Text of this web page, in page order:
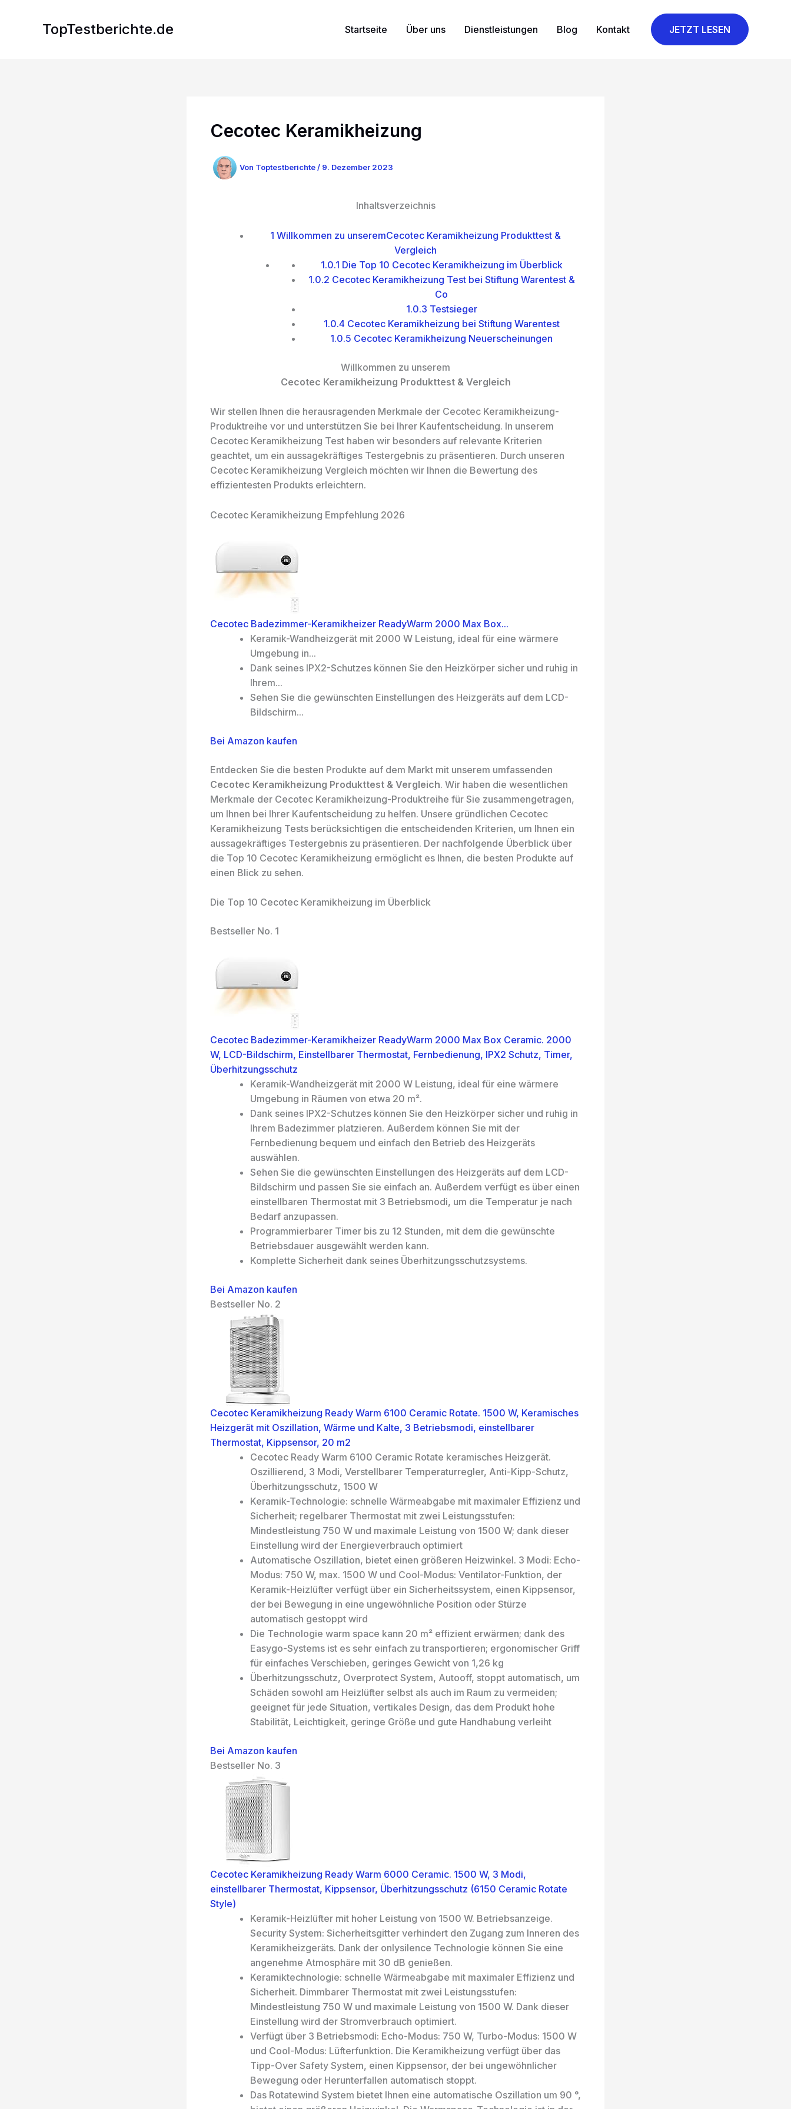
TopTestberichte.de Startseite Über uns Dienstleistungen Blog Kontakt JETZT LESEN
Cecotec Keramikheizung
Von Toptestberichte / 9. Dezember 2023
Inhaltsverzeichnis
1 Willkommen zu unseremCecotec Keramikheizung Produkttest &
Vergleich
1.0.1 Die Top 10 Cecotec Keramikheizung im Überblick
1.0.2 Cecotec Keramikheizung Test bei Stiftung Warentest &
Co
1.0.3 Testsieger
1.0.4 Cecotec Keramikheizung bei Stiftung Warentest
1.0.5 Cecotec Keramikheizung Neuerscheinungen
Willkommen zu unserem
Cecotec Keramikheizung Produkttest & Vergleich
Wir stellen Ihnen die herausragenden Merkmale der Cecotec Keramikheizung-
Produktreihe vor und unterstützen Sie bei Ihrer Kaufentscheidung. In unserem
Cecotec Keramikheizung Test haben wir besonders auf relevante Kriterien
geachtet, um ein aussagekräftiges Testergebnis zu präsentieren. Durch unseren
Cecotec Keramikheizung Vergleich möchten wir Ihnen die Bewertung des
effizientesten Produkts erleichtern.
Cecotec Keramikheizung Empfehlung 2026
Cecotec Badezimmer-Keramikheizer ReadyWarm 2000 Max Box...
Keramik-Wandheizgerät mit 2000 W Leistung, ideal für eine wärmere
Umgebung in...
Dank seines IPX2-Schutzes können Sie den Heizkörper sicher und ruhig in
Ihrem...
Sehen Sie die gewünschten Einstellungen des Heizgeräts auf dem LCD-
Bildschirm...
Bei Amazon kaufen
Entdecken Sie die besten Produkte auf dem Markt mit unserem umfassenden
Cecotec Keramikheizung Produkttest & Vergleich. Wir haben die wesentlichen
Merkmale der Cecotec Keramikheizung-Produktreihe für Sie zusammengetragen,
um Ihnen bei Ihrer Kaufentscheidung zu helfen. Unsere gründlichen Cecotec
Keramikheizung Tests berücksichtigen die entscheidenden Kriterien, um Ihnen ein
aussagekräftiges Testergebnis zu präsentieren. Der nachfolgende Überblick über
die Top 10 Cecotec Keramikheizung ermöglicht es Ihnen, die besten Produkte auf
einen Blick zu sehen.
Die Top 10 Cecotec Keramikheizung im Überblick
Bestseller No. 1
Cecotec Badezimmer-Keramikheizer ReadyWarm 2000 Max Box Ceramic. 2000
W, LCD-Bildschirm, Einstellbarer Thermostat, Fernbedienung, IPX2 Schutz, Timer,
Überhitzungsschutz
Keramik-Wandheizgerät mit 2000 W Leistung, ideal für eine wärmere
Umgebung in Räumen von etwa 20 m².
Dank seines IPX2-Schutzes können Sie den Heizkörper sicher und ruhig in
Ihrem Badezimmer platzieren. Außerdem können Sie mit der
Fernbedienung bequem und einfach den Betrieb des Heizgeräts
auswählen.
Sehen Sie die gewünschten Einstellungen des Heizgeräts auf dem LCD-
Bildschirm und passen Sie sie einfach an. Außerdem verfügt es über einen
einstellbaren Thermostat mit 3 Betriebsmodi, um die Temperatur je nach
Bedarf anzupassen.
Programmierbarer Timer bis zu 12 Stunden, mit dem die gewünschte
Betriebsdauer ausgewählt werden kann.
Komplette Sicherheit dank seines Überhitzungsschutzsystems.
Bei Amazon kaufen
Bestseller No. 2
Cecotec Keramikheizung Ready Warm 6100 Ceramic Rotate. 1500 W, Keramisches
Heizgerät mit Oszillation, Wärme und Kalte, 3 Betriebsmodi, einstellbarer
Thermostat, Kippsensor, 20 m2
Cecotec Ready Warm 6100 Ceramic Rotate keramisches Heizgerät.
Oszillierend, 3 Modi, Verstellbarer Temperaturregler, Anti-Kipp-Schutz,
Überhitzungsschutz, 1500 W
Keramik-Technologie: schnelle Wärmeabgabe mit maximaler Effizienz und
Sicherheit; regelbarer Thermostat mit zwei Leistungsstufen:
Mindestleistung 750 W und maximale Leistung von 1500 W; dank dieser
Einstellung wird der Energieverbrauch optimiert
Automatische Oszillation, bietet einen größeren Heizwinkel. 3 Modi: Echo-
Modus: 750 W, max. 1500 W und Cool-Modus: Ventilator-Funktion, der
Keramik-Heizlüfter verfügt über ein Sicherheitssystem, einen Kippsensor,
der bei Bewegung in eine ungewöhnliche Position oder Stürze
automatisch gestoppt wird
Die Technologie warm space kann 20 m² effizient erwärmen; dank des
Easygo-Systems ist es sehr einfach zu transportieren; ergonomischer Griff
für einfaches Verschieben, geringes Gewicht von 1,26 kg
Überhitzungsschutz, Overprotect System, Autooff, stoppt automatisch, um
Schäden sowohl am Heizlüfter selbst als auch im Raum zu vermeiden;
geeignet für jede Situation, vertikales Design, das dem Produkt hohe
Stabilität, Leichtigkeit, geringe Größe und gute Handhabung verleiht
Bei Amazon kaufen
Bestseller No. 3
Cecotec Keramikheizung Ready Warm 6000 Ceramic. 1500 W, 3 Modi,
einstellbarer Thermostat, Kippsensor, Überhitzungsschutz (6150 Ceramic Rotate
Style)
Keramik-Heizlüfter mit hoher Leistung von 1500 W. Betriebsanzeige.
Security System: Sicherheitsgitter verhindert den Zugang zum Inneren des
Keramikheizgeräts. Dank der onlysilence Technologie können Sie eine
angenehme Atmosphäre mit 30 dB genießen.
Keramiktechnologie: schnelle Wärmeabgabe mit maximaler Effizienz und
Sicherheit. Dimmbarer Thermostat mit zwei Leistungsstufen:
Mindestleistung 750 W und maximale Leistung von 1500 W. Dank dieser
Einstellung wird der Stromverbrauch optimiert.
Verfügt über 3 Betriebsmodi: Echo-Modus: 750 W, Turbo-Modus: 1500 W
und Cool-Modus: Lüfterfunktion. Die Keramikheizung verfügt über das
Tipp-Over Safety System, einen Kippsensor, der bei ungewöhnlicher
Bewegung oder Herunterfallen automatisch stoppt.
Das Rotatewind System bietet Ihnen eine automatische Oszillation um 90 °,